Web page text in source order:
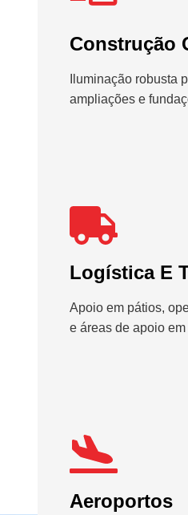
Construção
Iluminação robusta
ampliações e
Logística E
Apoio em pátios,
e áreas de apoio
Aeroportos